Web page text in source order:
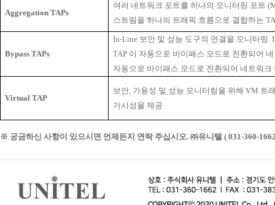
Aggregation TAPs
여러 네트워크 포트를 하나의 모니터링 포트
스트림을 하나의 트래픽 흐름으로 결합하는
Bypass TAPs
In-Line 보안 및 성능 도구의 연결을 모니터링.
TAP 이 자동으로 바이패스 모드로 전환되어
자동으로 바이패스 모드로 전환되어 네트워크
Virtual TAP
보안, 가용성 및 성능 모니터링을 위해 VM 트
가시성을 제공
※ 궁금하신 사항이 있으시면 언제든지 연락 주십시오. ㈜유니텔 ( 031-360-